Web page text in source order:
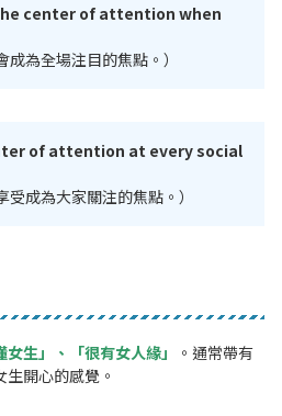
center of attention when
成為全場注目的焦點。）
of attention at every social
受成為大家關注的焦點。）
生」、「很有女人緣」
。通常帶有
開心的感覺。